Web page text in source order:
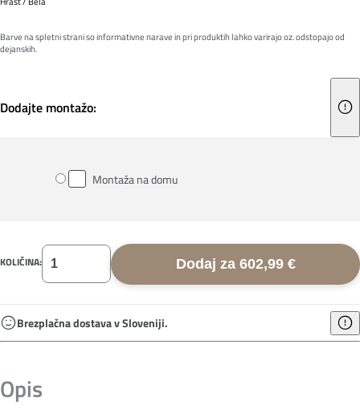
Barve na spletni strani so informativne narave in pri produktih lahko varirajo oz. odstopajo od
dejanskih.
Dodajte montažo:
Montaža na domu
KOLIČINA: Dodaj za 602,99 €
Brezplačna dostava v Sloveniji.
Opis